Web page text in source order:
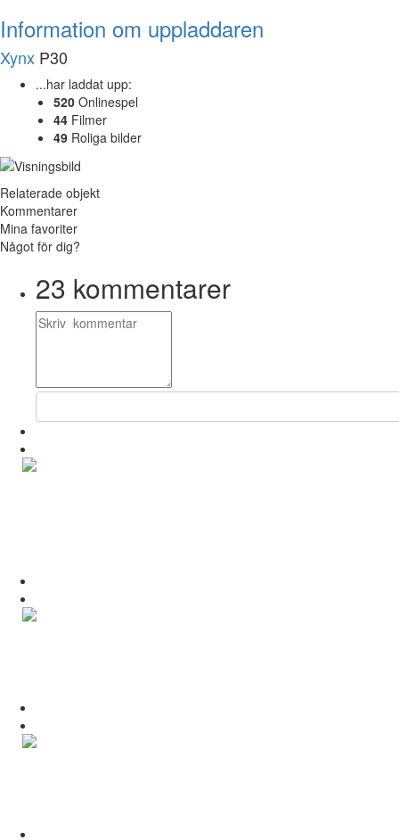
Information om uppladdaren
Xynx P30
...har laddat upp:
520 Onlinespel
44 Filmer
49 Roliga bilder
Relaterade objekt
Kommentarer
Mina favoriter
Något för dig?
23 kommentarer